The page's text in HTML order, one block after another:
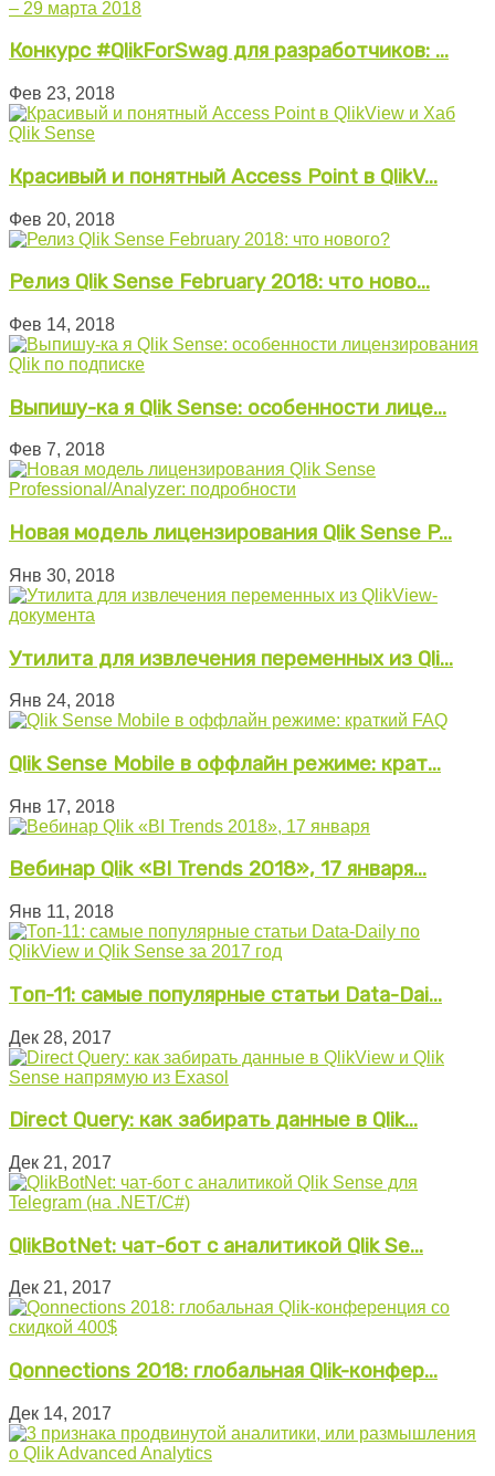
Конкурс #QlikForSwag для разработчиков: ...
Фев 23, 2018
Красивый и понятный Access Point в QlikV...
Фев 20, 2018
Релиз Qlik Sense February 2018: что ново...
Фев 14, 2018
Выпишу-ка я Qlik Sense: особенности лице...
Фев 7, 2018
Новая модель лицензирования Qlik Sense P...
Янв 30, 2018
Утилита для извлечения переменных из Qli...
Янв 24, 2018
Qlik Sense Mobile в оффлайн режиме: крат...
Янв 17, 2018
Вебинар Qlik «BI Trends 2018», 17 января...
Янв 11, 2018
Топ-11: самые популярные статьи Data-Dai...
Дек 28, 2017
Direct Query: как забирать данные в Qlik...
Дек 21, 2017
QlikBotNet: чат-бот с аналитикой Qlik Se...
Дек 21, 2017
Qonnections 2018: глобальная Qlik-конфер...
Дек 14, 2017